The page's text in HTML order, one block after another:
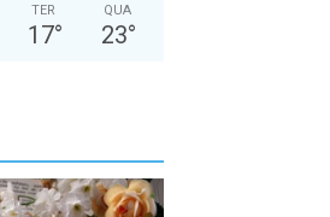
TER
17°
QUA
23°